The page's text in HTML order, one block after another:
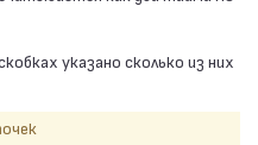
указано сколько из них